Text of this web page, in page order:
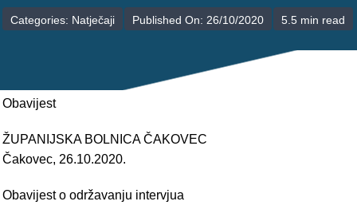
POLIKLINIKE
JEDINICE NEZDRAVSTVENIH DJELATNOSTI
Categories: Natječaji Published On: 26/10/2020 5.5 min read
Obavijest
ŽUPANIJSKA BOLNICA ČAKOVEC
Čakovec, 26.10.2020.
Obavijest o održavanju intervjua